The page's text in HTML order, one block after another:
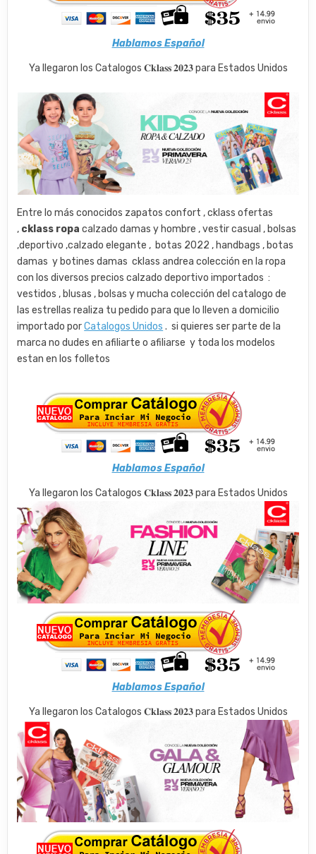
Hablamos Español
Ya llegaron los Catalogos 𝐂𝐤𝐥𝐚𝐬𝐬 𝟐𝟎𝟐𝟑 para Estados Unidos
Entre lo más conocidos zapatos confort , cklass ofertas
, cklass ropa calzado damas y hombre , vestir casual , bolsas
,deportivo ,calzado elegante , botas 2022 , handbags , botas
damas y botines damas cklass andrea colección en la ropa
con los diversos precios calzado deportivo importados :
vestidos , blusas , bolsas y mucha colección del catalogo de
las estrellas realiza tu pedido para que lo lleven a domicilio
importado porCatalogos Unidos . si quieres ser parte de la
marca no dudes en afiliarte o afiliarse y toda los modelos
estan en los folletos
Hablamos Español
Ya llegaron los Catalogos 𝐂𝐤𝐥𝐚𝐬𝐬 𝟐𝟎𝟐𝟑 para Estados Unidos
Hablamos Español
Ya llegaron los Catalogos 𝐂𝐤𝐥𝐚𝐬𝐬 𝟐𝟎𝟐𝟑 para Estados Unidos